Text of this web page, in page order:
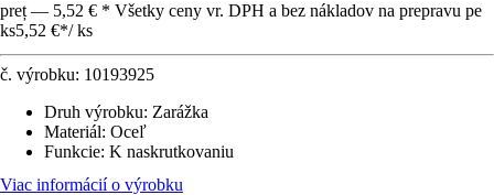
preț — 5,52 € * Všetky ceny vr. DPH a bez nákladov na prepravu pe
ks5,52 €*/ ks
č. výrobku: 10193925
Druh výrobku: Zarážka
Materiál: Oceľ
Funkcie: K naskrutkovaniu
Viac informácií o výrobku